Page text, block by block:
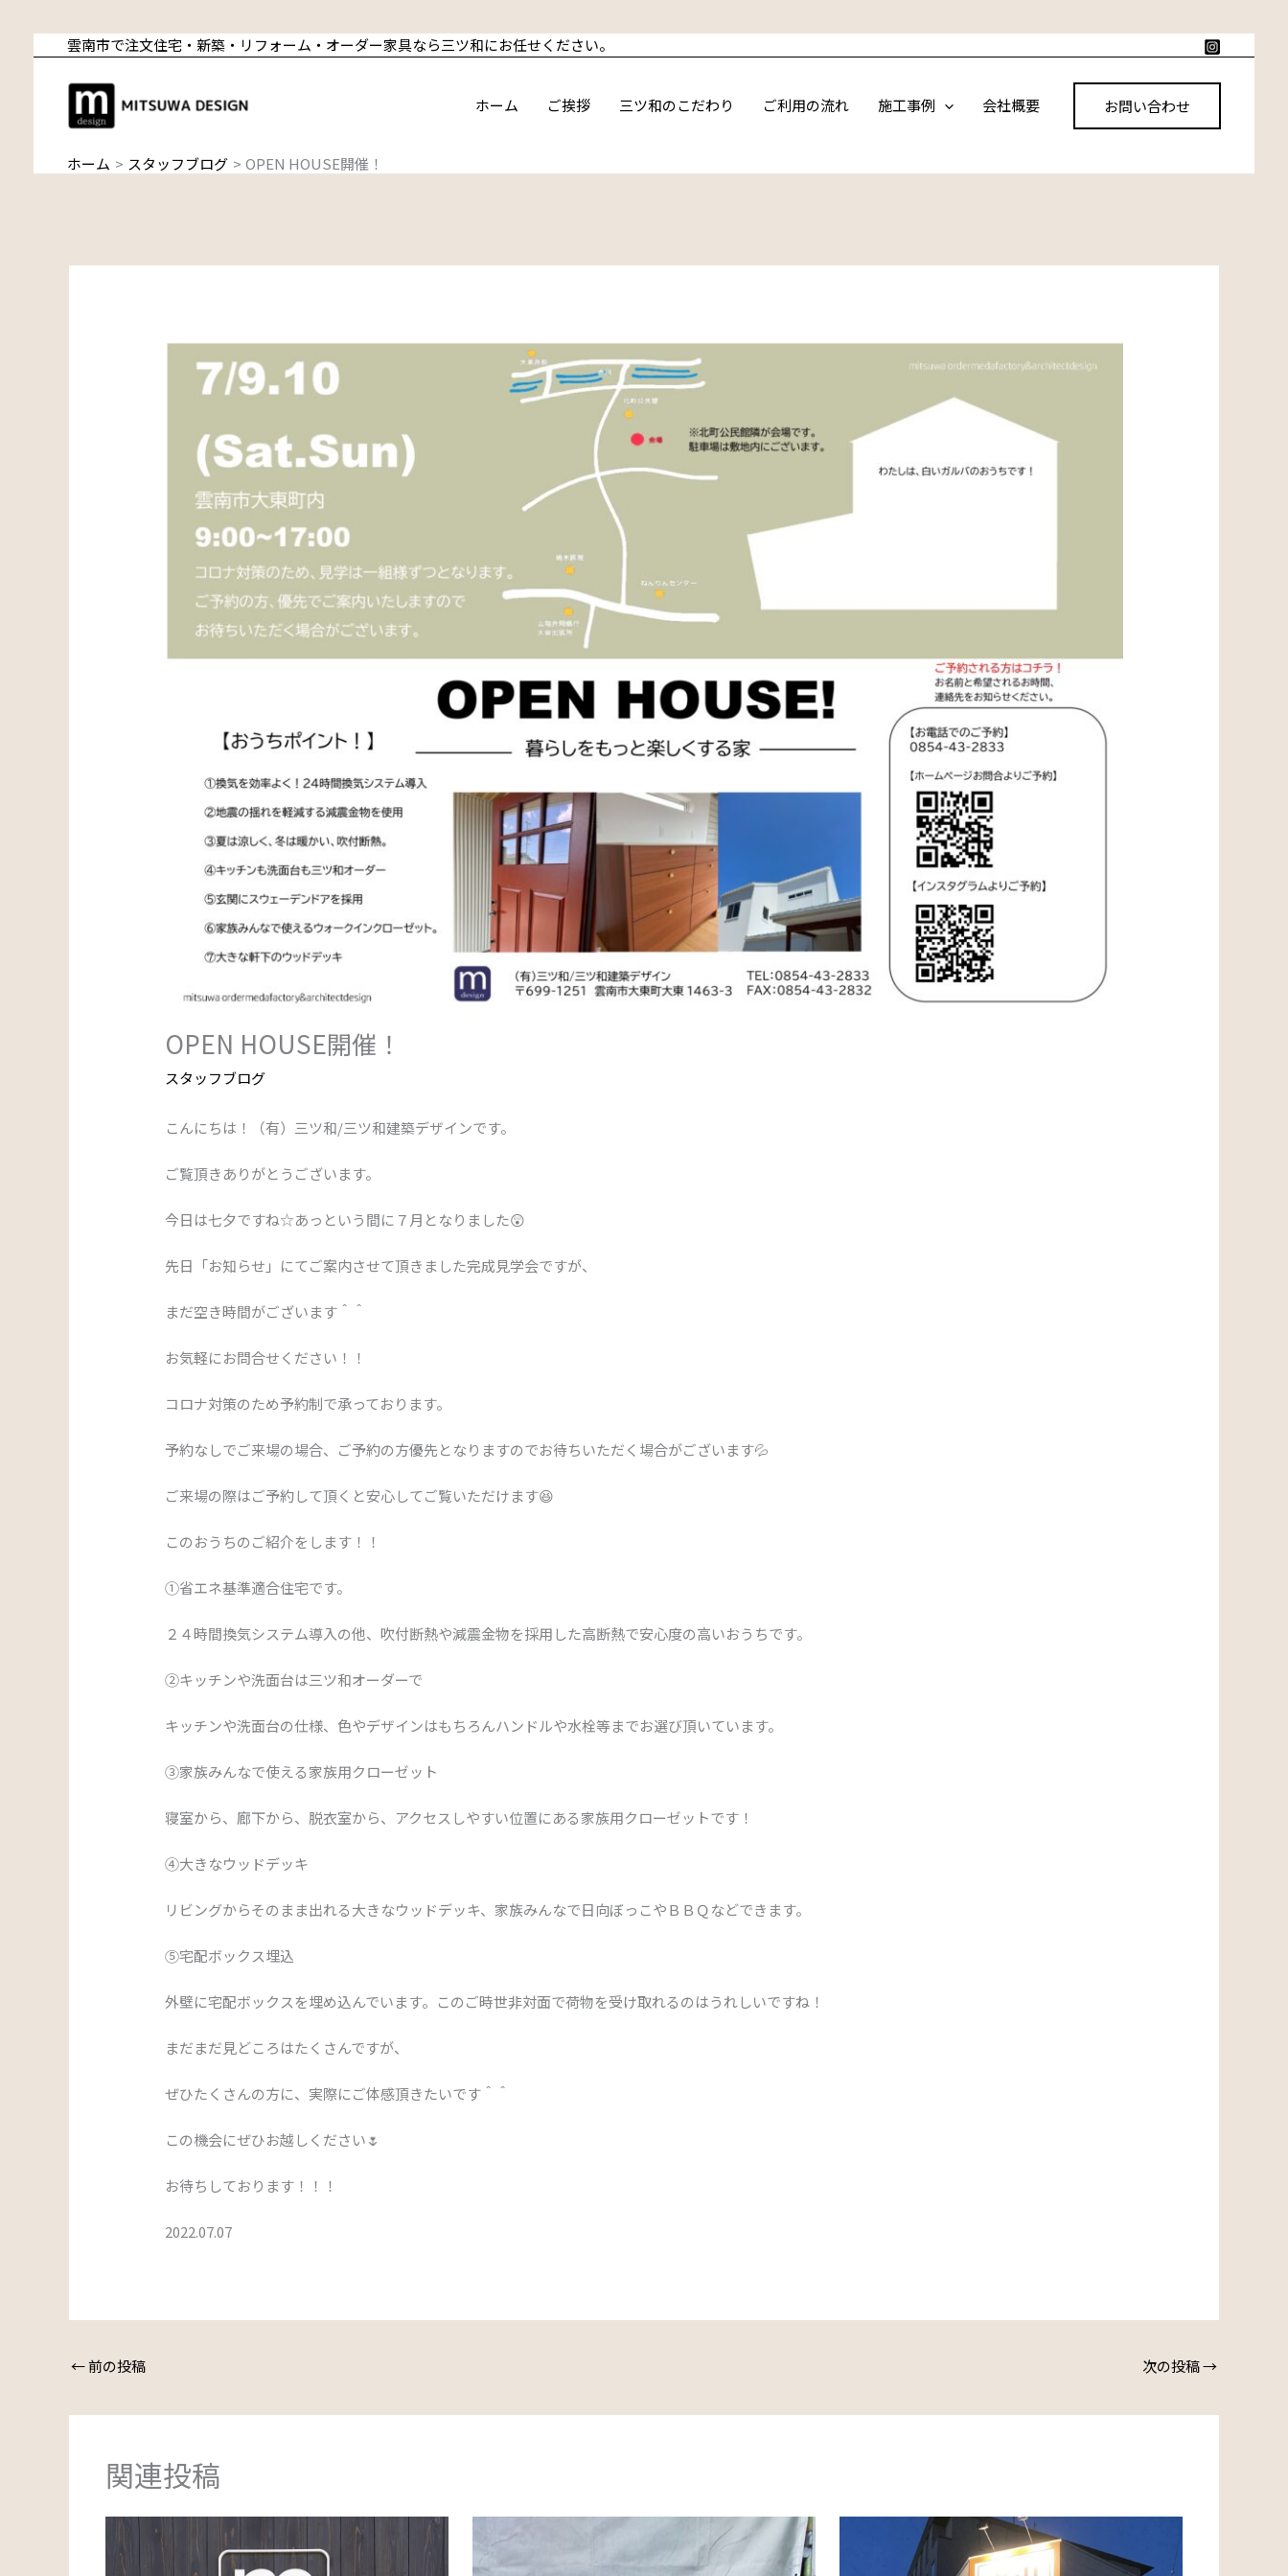
雲南市で注文住宅・新築・リフォーム・オーダー家具なら三ツ和にお任せください。
ホーム ご挨拶 三ツ和のこだわり ご利用の流れ 施工事例 会社概要 お問い合わせ
ホーム スタッフブログ OPEN HOUSE開催！
OPEN HOUSE開催！
スタッフブログ
こんにちは！（有）三ツ和/三ツ和建築デザインです。
ご覧頂きありがとうございます。
今日は七夕ですね☆あっという間に７月となりました😲
先日「お知らせ」にてご案内させて頂きました完成見学会ですが、
まだ空き時間がございます＾＾
お気軽にお問合せください！！
コロナ対策のため予約制で承っております。
予約なしでご来場の場合、ご予約の方優先となりますのでお待ちいただく場合がございます💦
ご来場の際はご予約して頂くと安心してご覧いただけます😆
このおうちのご紹介をします！！
①省エネ基準適合住宅です。
２４時間換気システム導入の他、吹付断熱や減震金物を採用した高断熱で安心度の高いおうちです。
②キッチンや洗面台は三ツ和オーダーで
キッチンや洗面台の仕様、色やデザインはもちろんハンドルや水栓等までお選び頂いています。
③家族みんなで使える家族用クローゼット
寝室から、廊下から、脱衣室から、アクセスしやすい位置にある家族用クローゼットです！
④大きなウッドデッキ
リビングからそのまま出れる大きなウッドデッキ、家族みんなで日向ぼっこやＢＢＱなどできます。
⑤宅配ボックス埋込
外壁に宅配ボックスを埋め込んでいます。このご時世非対面で荷物を受け取れるのはうれしいですね！
まだまだ見どころはたくさんですが、
ぜひたくさんの方に、実際にご体感頂きたいです＾＾
この機会にぜひお越しください🌷
お待ちしております！！！
2022.07.07
←前の投稿 次の投稿→
関連投稿